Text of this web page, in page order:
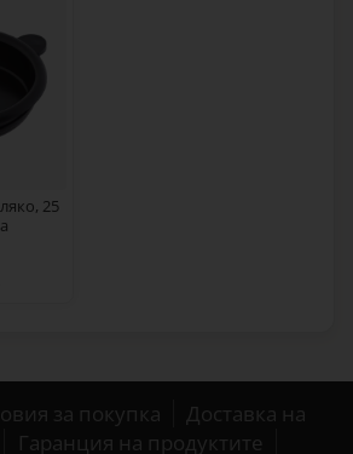
25
за покупка
Доставка на
Гаранция на продуктите